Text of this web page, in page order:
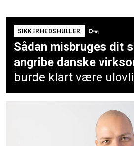
SIKKERHEDSHULLER
Sådan misbruges dit
angribe danske
burde klart være